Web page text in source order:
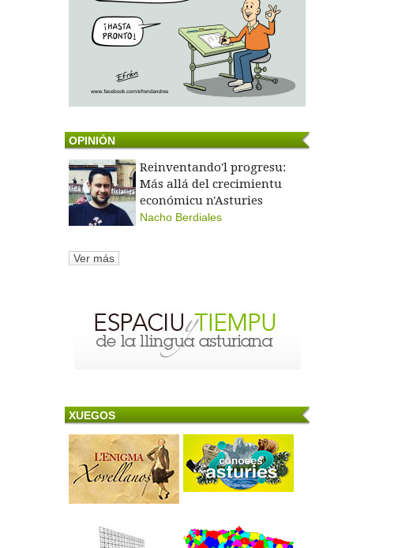
OPINIÓN
Reinventando'l progresu:
Más allá del crecimientu
económicu n'Asturies
Nacho Berdiales
Ver más
XUEGOS